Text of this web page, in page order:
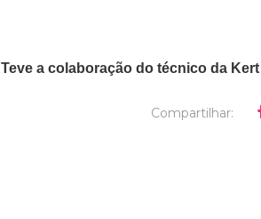
a colaboração do técnico da Kert
Compartilhar: